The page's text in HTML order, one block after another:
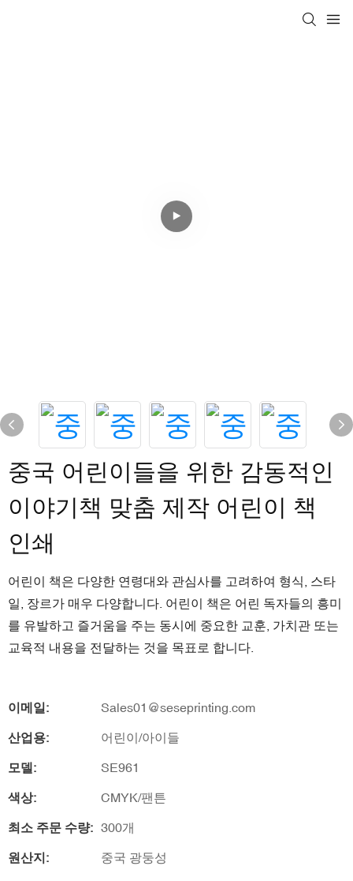
중국 어린이들을 위한 감동적인
이야기책 맞춤 제작 어린이 책
인쇄
어린이 책은 다양한 연령대와 관심사를 고려하여 형식, 스타
일, 장르가 매우 다양합니다. 어린이 책은 어린 독자들의 흥미
를 유발하고 즐거움을 주는 동시에 중요한 교훈, 가치관 또는
교육적 내용을 전달하는 것을 목표로 합니다.
이메일: Sales01@seseprinting.com
산업용: 어린이/아이들
모델: SE961
색상: CMYK/팬튼
최소 주문 수량: 300개
원산지: 중국 광둥성